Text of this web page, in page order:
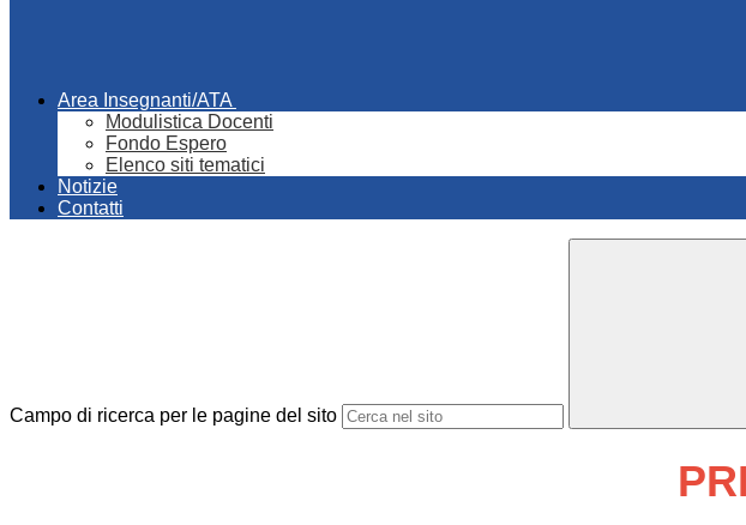
Area Insegnanti/ATA
Modulistica Docenti
Fondo Espero
Elenco siti tematici
Notizie
Contatti
Campo di ricerca per le pagine del sito